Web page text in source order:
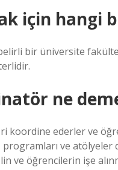
için hangi
bir üniversite
ne
ederler ve
ve
öğrencilerin işe